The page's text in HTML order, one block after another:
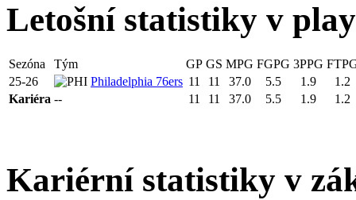
Letošní statistiky v
Sezóna Tým GP GS MPG FGPG 3PPG
25-26
Philadelphia 76ers 11 11 37.0 5.5 1.9
1.2
Kariéra -- 11 11 37.0 5.5 1.9 1.2
Kariérní statistiky v